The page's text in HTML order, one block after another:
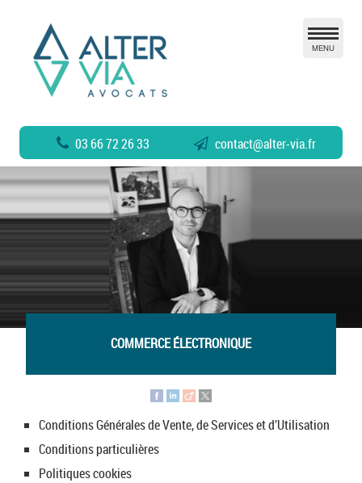
03 66 72 26 33 contact@alter-via.fr
MENU
COMMERCE ÉLECTRONIQUE
Conditions Générales de Vente, de Services et d’Utilisation
Conditions particulières
Politiques cookies